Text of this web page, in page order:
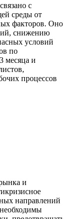
с
среды от
факторов. Оно
снижению
условий
по
месяца и
процессов
и
направлений